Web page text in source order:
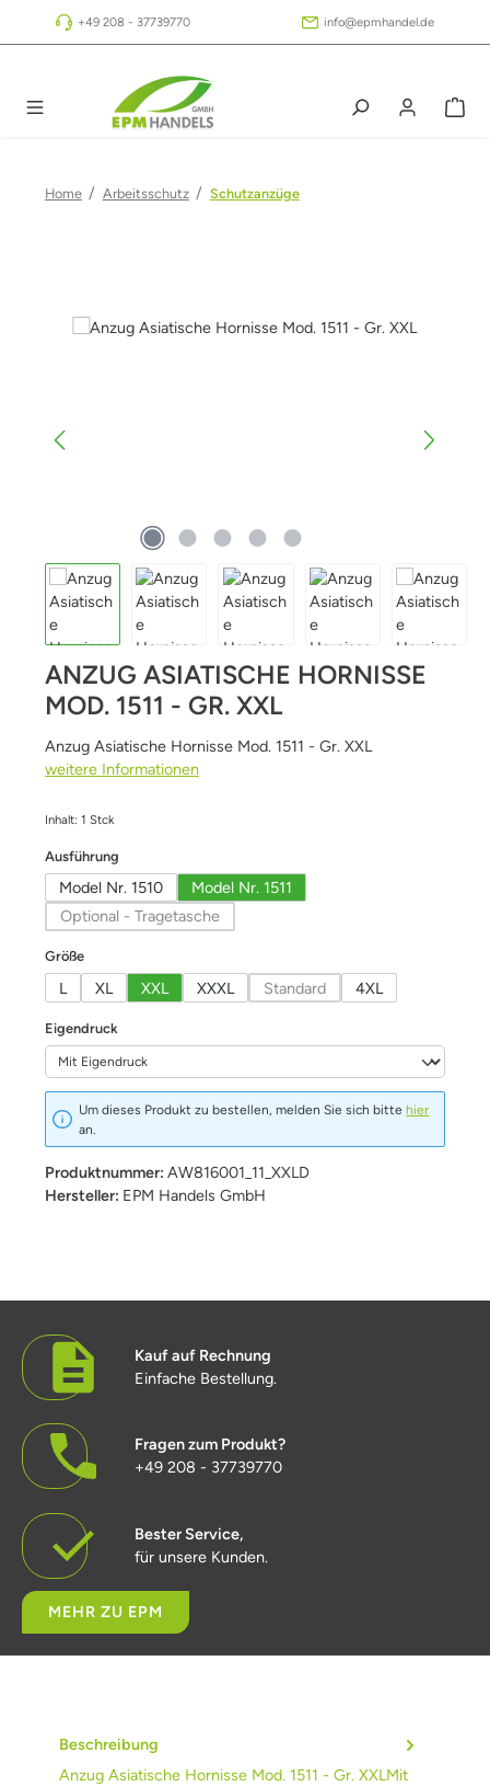
Zum Hauptinhalt springen
+49 208 - 37739770 info@epmhandel.de
Home / Arbeitsschutz / Schutzanzüge
Bildergalerie überspringen
ANZUG ASIATISCHE HORNISSE
MOD. 1511 - GR. XXL
Anzug Asiatische Hornisse Mod. 1511 - Gr. XXL
weitere Informationen
Inhalt: 1 Stck
Ausführung
Model Nr. 1510
Model Nr. 1511
Optional - Tragetasche(Diese Option ist zurzeit nicht verfügbar.)
Größeauswählen
L XL XXL XXXL Standard(Diese Option ist zurzeit nicht
4XL
Eigendruck
Um dieses Produkt zu bestellen, melden Sie sich bittehier
an.
Produktnummer: AW816001_11_XXLD
Hersteller: EPM Handels GmbH
Kauf auf Rechnung
Einfache Bestellung.
Fragen zum Produkt?
+49 208 - 37739770
Bester Service,
für unsere Kunden.
MEHR ZU EPM
Beschreibung
Anzug Asiatische Hornisse Mod. 1511 - Gr. XXLMit